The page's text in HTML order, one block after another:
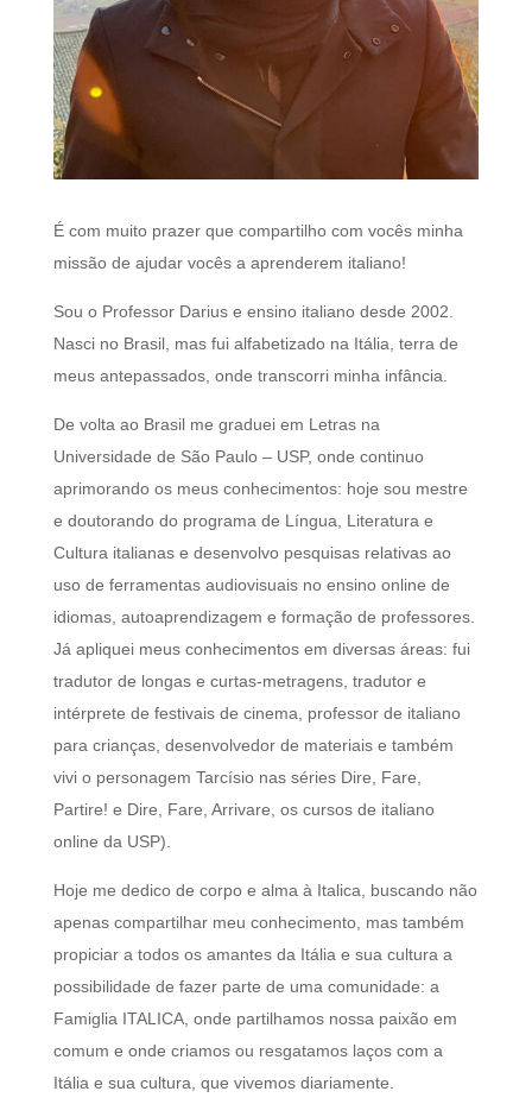
​É com muito prazer que compartilho com vocês minha
missão de ajudar vocês a aprenderem italiano!
Sou o Professor Darius e ensino italiano desde 2002.
Nasci no Brasil, mas fui alfabetizado na Itália, terra de
meus antepassados, onde transcorri minha infância.
De volta ao Brasil me graduei em Letras na
Universidade de São Paulo – USP, onde continuo
aprimorando os meus conhecimentos: hoje sou mestre
e doutorando do programa de Língua, Literatura e
Cultura italianas e desenvolvo pesquisas relativas ao
uso de ferramentas audiovisuais no ensino online de
idiomas, autoaprendizagem e formação de professores.
Já apliquei meus conhecimentos em diversas áreas: fui
tradutor de longas e curtas-metragens, tradutor e
intérprete de festivais de cinema, professor de italiano
para crianças, desenvolvedor de materiais e também
vivi o personagem Tarcísio nas séries Dire, Fare,
Partire! e Dire, Fare, Arrivare, os cursos de italiano
online da USP).
​Hoje me dedico de corpo e alma à Italica, buscando não
apenas compartilhar meu conhecimento, mas também
propiciar a todos os amantes da Itália e sua cultura a
possibilidade de fazer parte de uma comunidade: a
Famiglia ITALICA, onde partilhamos nossa paixão em
comum e onde criamos ou resgatamos laços com a
Itália e sua cultura, que vivemos diariamente.